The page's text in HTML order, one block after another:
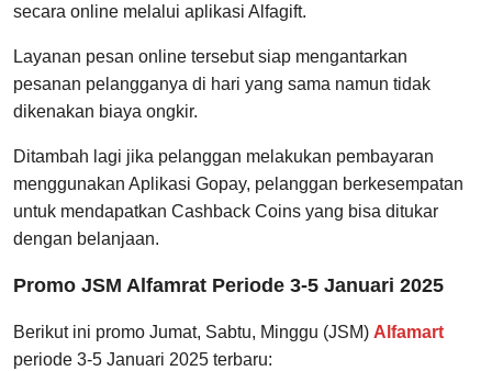
secara online melalui aplikasi Alfagift.
Layanan pesan online tersebut siap mengantarkan
pesanan pelangganya di hari yang sama namun tidak
dikenakan biaya ongkir.
Ditambah lagi jika pelanggan melakukan pembayaran
menggunakan Aplikasi Gopay, pelanggan berkesempatan
untuk mendapatkan Cashback Coins yang bisa ditukar
dengan belanjaan.
Promo JSM Alfamrat Periode 3-5 Januari 2025
Berikut ini promo Jumat, Sabtu, Minggu (JSM) Alfamart
periode 3-5 Januari 2025 terbaru: